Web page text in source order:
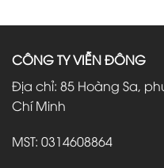
CÔNG TY VIỄN ĐÔNG
Địa chỉ: 85 Hoàng Sa,
Chí Minh
MST: 0314608864